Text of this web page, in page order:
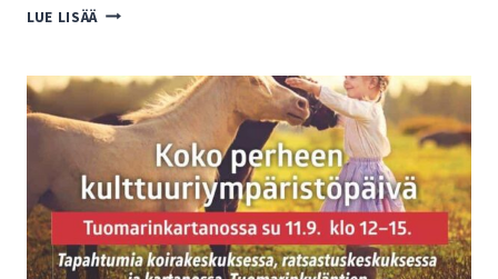
LUE LISÄÄ HENRIK
YLEISKAAVA
ON
KARHUNPALVELUS
TYTTÖJEN
HARRASTUKSILLE